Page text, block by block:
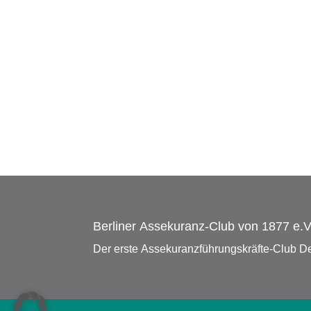
Berliner Assekuranz-Club von 1877
Der erste Assekuranzführungskräfte-Club